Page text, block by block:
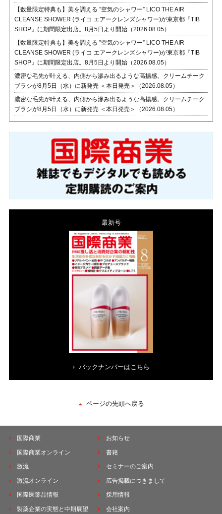
【数量限定特典も】美を調える ”空気のシャワー” LICO THE AIR
CLEANSE SHOWER (ライコ エアークレンズシャワー)が東京都『TIB
SHOP』に期間限定出店。8月5日より開始（2026.08.05）
【数量限定特典も】美を調える ”空気のシャワー” LICO THE AIR
CLEANSE SHOWER (ライコ エアークレンズシャワー)が東京都『TIB
SHOP』に期間限定出店。8月5日より開始（2026.08.05）
濃密な毛先が叶える、内側から滲み出るような高揚感。クリームチーク
ブラシが8月5日（水）に新発売 ＜本日発売＞（2026.08.05）
濃密な毛先が叶える、内側から滲み出るような高揚感。クリームチーク
ブラシが8月5日（水）に新発売 ＜本日発売＞（2026.08.05）
-最新号-
バックナンバーはこちら
ページの先頭へ戻る
国際商業
国際商業オンライン
激流
激流オンライン
国際医薬品情報
製薬企業の実態と中期展望
お知らせ
書籍
セミナーのご案内
広告掲載につきまして
採用情報
会社案内